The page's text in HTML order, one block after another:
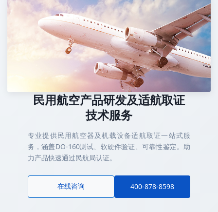
民用航空产品研发及适航取证
技术服务
专业提供民用航空器及机载设备适航取证一站式服
务，涵盖DO-160测试、软硬件验证、可靠性鉴定。助
力产品快速通过民航局认证。
在线咨询 400-878-8598